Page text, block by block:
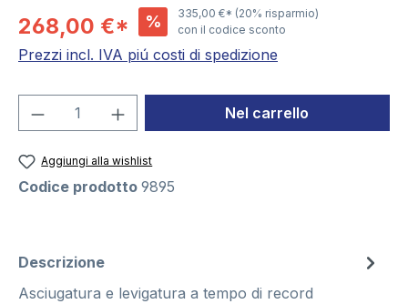
268,00 €* % 335,00 €* (20% risparmio)
con il codice sconto
Prezzi incl. IVA piú costi di spedizione
Quantità del prodotto: inserisci la
Nel carrello
Aggiungi alla wishlist
Codice prodotto 9895
Descrizione
Asciugatura e levigatura a tempo di record